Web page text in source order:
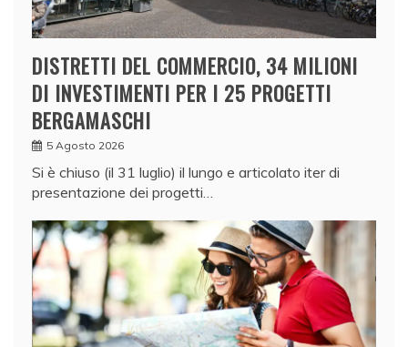
DISTRETTI DEL COMMERCIO, 34 MILIONI
DI INVESTIMENTI PER I 25 PROGETTI
BERGAMASCHI
5 Agosto 2026
Si è chiuso (il 31 luglio) il lungo e articolato iter di
presentazione dei progetti…